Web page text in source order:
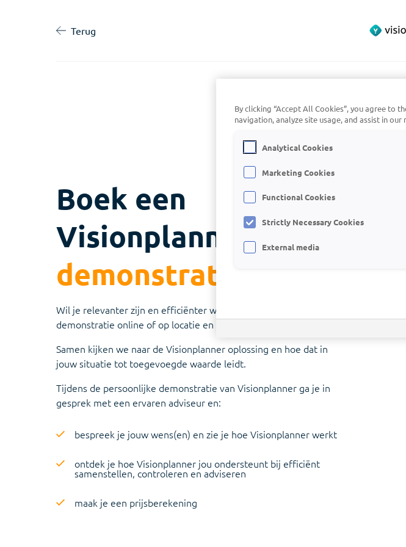
Terug
Boek een
Visionplanner
demonstratie
Wil je relevanter zijn en efficiënter werken? Volg onze
demonstratie online of op locatie en overtuig jezelf.
Samen kijken we naar de Visionplanner oplossing en hoe dat in
jouw situatie tot toegevoegde waarde leidt.
Tijdens de persoonlijke demonstratie van Visionplanner ga je in
gesprek met een ervaren adviseur en:
bespreek je jouw wens(en) en zie je hoe Visionplanner werkt
ontdek je hoe Visionplanner jou ondersteunt bij efficiënt
samenstellen, controleren en adviseren
maak je een prijsberekening
By clicking “Accept All Cookies”, you agree to
navigation, analyze site usage, and assist in
Analytical Cookies
Marketing Cookies
Functional Cookies
Strictly Necessary Cookies
External media